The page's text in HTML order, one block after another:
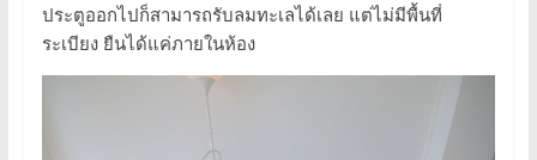
ประตูออกไปก็สามารถรับลมทะเลได้เลย แต่ไม่มีพื้นที่
ระเบียง ยืนได้แค่ภายในห้อง